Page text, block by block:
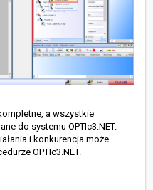
a wszystkie
do systemu OPTIc3.NET.
i konkurencja może
OPTIc3.NET.